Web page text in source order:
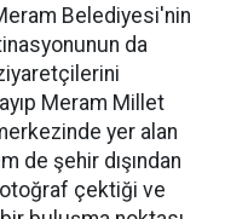
Belediyesi'nin
da
Meram Millet
yer alan
de şehir dışından
çektiği ve